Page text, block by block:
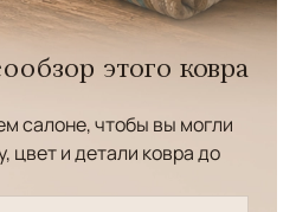
этого ковра
салоне, чтобы вы могли
цвет и детали ковра до